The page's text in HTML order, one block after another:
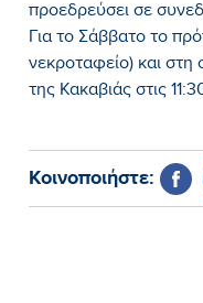
προεδρεύσει σε
Για το Σάββατο το
νεκροταφείο) και στη
της Κακαβιάς στις
Κοινοποιήστε: